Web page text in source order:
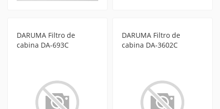
DARUMA Filtro de
cabina DA-693C
DARUMA Filtro de
cabina DA-3602C